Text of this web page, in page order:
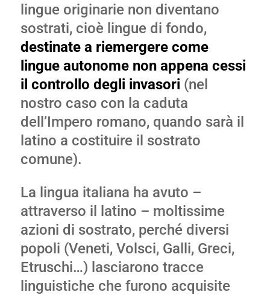
lingue originarie non diventano
sostrati, cioè lingue di fondo,
destinate a riemergere come
lingue autonome non appena cessi
il controllo degli invasori (nel
nostro caso con la caduta
dell’Impero romano, quando sarà il
latino a costituire il sostrato
comune).
La lingua italiana ha avuto –
attraverso il latino – moltissime
azioni di sostrato, perché diversi
popoli (Veneti, Volsci, Galli, Greci,
Etruschi…) lasciarono tracce
linguistiche che furono acquisite